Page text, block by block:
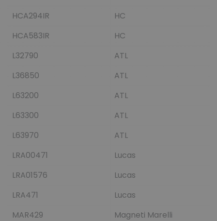
HCA294IR
HC
HCA583IR
HC
L32790
ATL
L36850
ATL
L63200
ATL
L63300
ATL
L63970
ATL
LRA00471
Lucas
LRA01576
Lucas
LRA471
Lucas
MAR429
Magneti Marelli